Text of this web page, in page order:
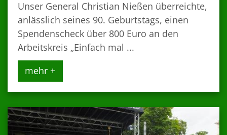
Unser General Christian Nießen überreichte,
anlässlich seines 90. Geburtstags, einen
Spendenscheck über 800 Euro an den
Arbeitskreis „Einfach mal ...
mehr +